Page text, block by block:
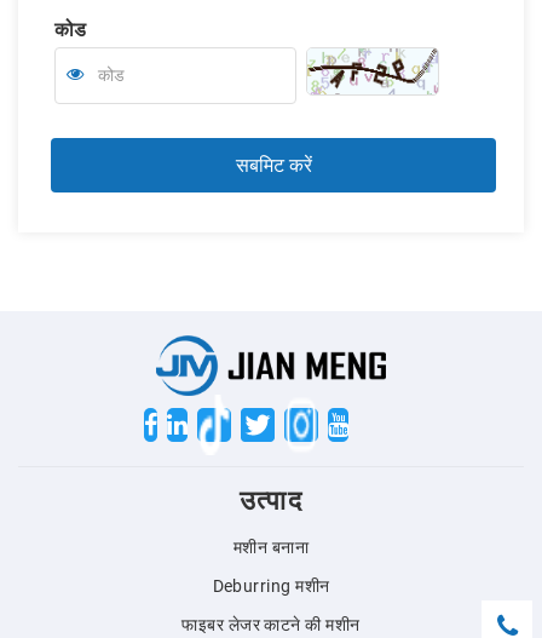
कोड
Twitter
उत्पाद
मशीन बनाना
Deburring मशीन
फाइबर लेजर काटने की मशीन